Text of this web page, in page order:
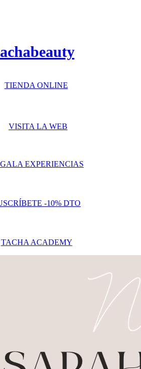
TIENDA ONLINE
VISITA LA WEB
EXPERIENCIAS
-10% DTO
TACHA ACADEMY